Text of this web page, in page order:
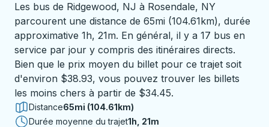
Les bus de Ridgewood, NJ à Rosendale, NY
parcourent une distance de 65mi (104.61km), durée
approximative 1h, 21m. En général, il y a 17 bus en
service par jour y compris des itinéraires directs.
Bien que le prix moyen du billet pour ce trajet soit
d'environ $38.93, vous pouvez trouver les billets
les moins chers à partir de $34.45.
Distance65mi (104.61km)
Durée moyenne du trajet1 heure 21 minutes
1h, 21m